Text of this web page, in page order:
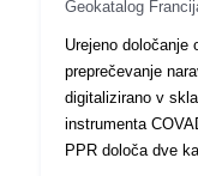
zahtev (glej člen
kategorija se
Geokatalog
Urejeno določanje
preprečevanje
digitalizirano v
instrumenta COVADIS. Okoljski zakonik
PPR določa dve